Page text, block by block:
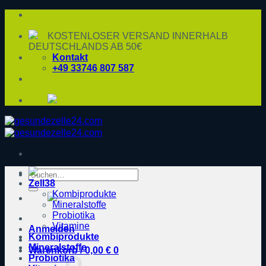
Zum
springen KOSTENLOSER VERSAND INNERHALB
DEUTSCHLANDS AB 50€
Kontakt
+49 33746 807 587
Suche
nach:
Anmelden
Warenkorb /0,00 € 0
Zell38
Kombiprodukte
Mineralstoffe
Probiotika
Vitamine
Kombiprodukte
Mineralstoffe
Probiotika